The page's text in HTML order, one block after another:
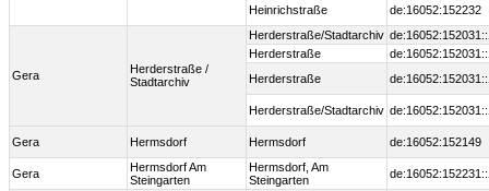
Heinrichstraße de:16052:152232
Gera
Herderstraße /
Stadtarchiv
Herderstraße/Stadtarchiv
Herderstraße
Herderstraße
Herderstraße/Stadtarchiv
Gera Hermsdorf Hermsdorf de:16052:152149
Gera
Hermsdorf Am
Steingarten
Hermsdorf, Am
Steingarten